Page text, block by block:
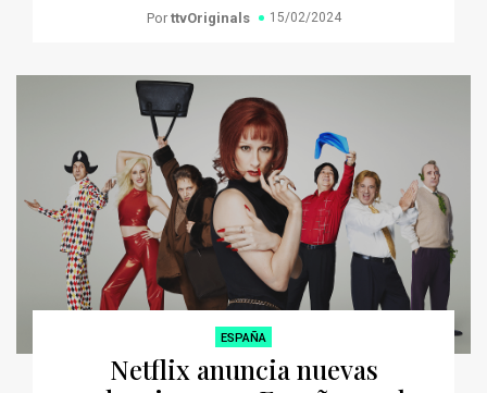
Por ttvOriginals 15/02/2024
ESPAÑA
Netflix anuncia nuevas